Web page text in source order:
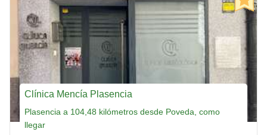
Clínica Mencía Plasencia
Plasencia a 104,48 kilómetros desde Poveda, como
llegar